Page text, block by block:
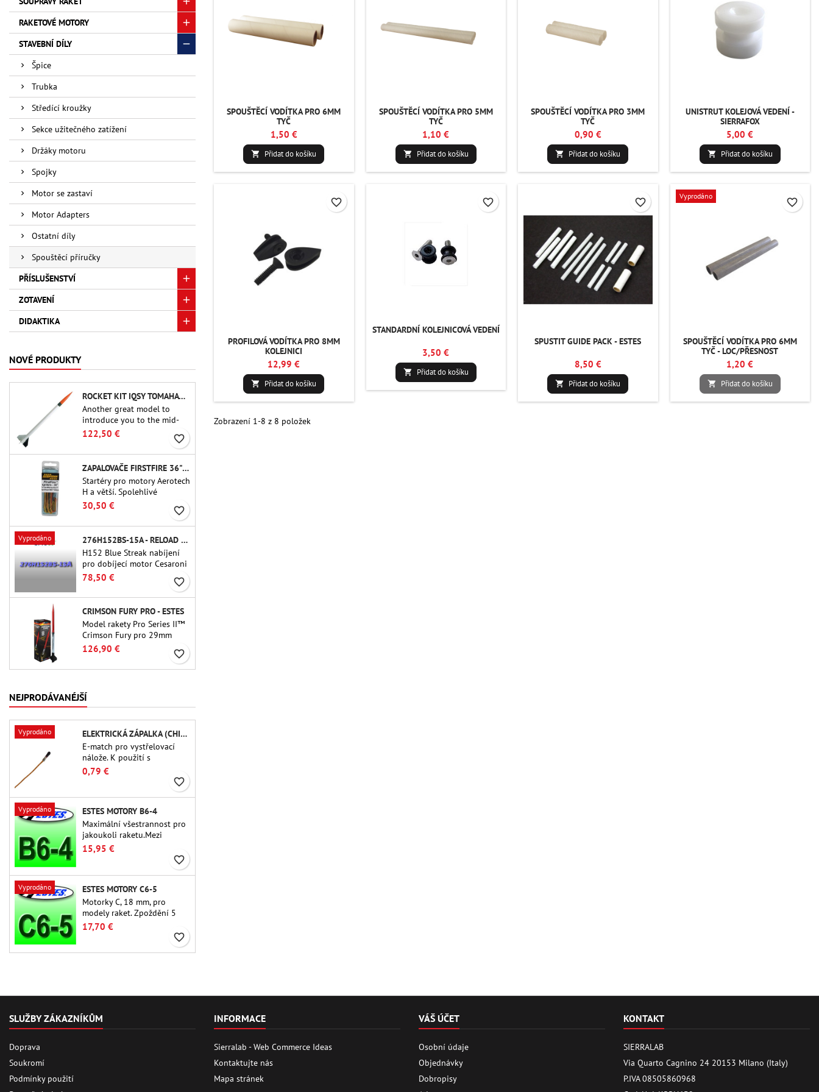
RAKETOVÉ MOTORY
STAVEBNÍ DÍLY
Špice
Trubka
Středící kroužky
Sekce užitečného zatížení
Držáky motoru
Spojky
Motor se zastaví
Motor Adapters
Ostatní díly
Spouštěcí příručky
PŘÍSLUŠENSTVÍ
ZOTAVENÍ
DIDAKTIKA
NOVÉ PRODUKTY
ROCKET KIT IQSY TOMAHAWK - AEROTECH
Another great model to
introduce you to the mid-
power.A scale replica of a
famous sounding rocket,
small in size and peefect to
move to higher-level kits.
122,50 € favorite_border
ZAPALOVAČE FIRSTFIRE 36" - AEROTECH
Startéry pro motory Aerotech
H a větší. Spolehlivé
zapalování motorů až do
délky 91 cm.
30,50 € favorite_border
Vyprodáno
276H152BS-15A - RELOAD 38MM CTI
H152 Blue Streak nabíjení
pro dobíjecí motor Cesaroni
P38-2G. 15sekundové
zpoždění je nastavitelné
pomocí nástroje ProDAT 38
78,50 € favorite_border
CRIMSON FURY PRO - ESTES
Model rakety Pro Series II™
Crimson Fury pro 29mm
motory typu E, F a také G.
Crimson Fury, navržený pro
pokročilé raketové nadšence,
plynulé návraty do
původního stavu a zážitek
propracovaný jako samotný
let.
126,90 € favorite_border
NEJPRODÁVANÉJŠÍ
Vyprodáno
ELEKTRICKÁ ZÁPALKA (CHIP-TYPE)
E-match pro vystřelovací
nálože. K použití s ​​
výškoměry nebo jinými
elektronickými zařízeními.
0,79 €
favorite_border
Vyprodáno
ESTES MOTORY B6-4
Maximální všestrannost pro
jakoukoli raketu.Mezi
nejpoužívanější raketové
motory vůbec patří Estes B6-
4 motor vhodný pro většinu
raket Estes a podobných
raket.
15,95 €
favorite_border
Vyprodáno
ESTES MOTORY C6-5
Motorky C, 18 mm, pro
modely raket. Zpoždění 5
sekund u jednostupňových
raket.
17,70 €
favorite_border
SPOUŠTĚCÍ VODÍTKA PRO 6MM
TYČ
1,50 €
 Přidat do košíku
SPOUŠTĚCÍ VODÍTKA PRO 5MM
TYČ
1,10 €
 Přidat do košíku
SPOUŠTĚCÍ VODÍTKA PRO 3MM
TYČ
0,90 €
 Přidat do košíku
UNISTRUT KOLEJOVÁ VEDENÍ -
SIERRAFOX
5,00 €
 Přidat do košíku
PROFILOVÁ VODÍTKA PRO 8MM
KOLEJNICI
12,99 €
 Přidat do košíku
favorite_border
STANDARDNÍ KOLEJNICOVÁ VEDENÍ
3,50 €
 Přidat do košíku
favorite_border
SPUSTIT GUIDE PACK - ESTES
8,50 €
 Přidat do košíku
favorite_border
Vyprodáno
SPOUŠTĚCÍ VODÍTKA PRO 6MM
TYČ - LOC/PŘESNOST
1,20 €
 Přidat do košíku
favorite_border
Zobrazení 1-8 z 8 položek
SLUŽBY ZÁKAZNÍKŮM
Doprava
Soukromí
Podmínky použití
INFORMACE
Sierralab - Web Commerce Ideas
Kontaktujte nás
Mapa stránek
VÁŠ ÚČET
Osobní údaje
Objednávky
Dobropisy
KONTAKT
SIERRALAB
Via Quarto Cagnino 24 20153 Milano (Italy)
P.IVA 08505860968